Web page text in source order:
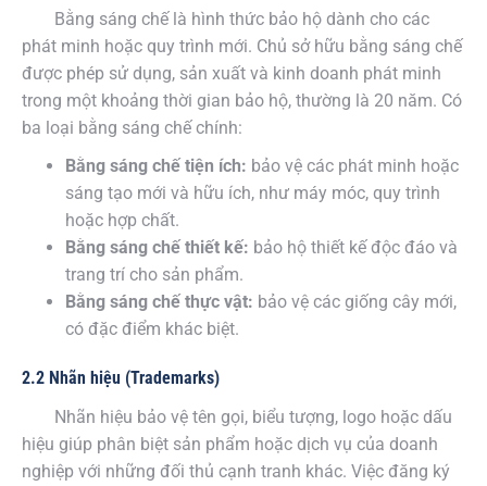
Bằng sáng chế là hình thức bảo hộ dành cho các
phát minh hoặc quy trình mới. Chủ sở hữu bằng sáng chế
được phép sử dụng, sản xuất và kinh doanh phát minh
trong một khoảng thời gian bảo hộ, thường là 20 năm. Có
ba loại bằng sáng chế chính:
Bằng sáng chế tiện ích: bảo vệ các phát minh hoặc
sáng tạo mới và hữu ích, như máy móc, quy trình
hoặc hợp chất.
Bằng sáng chế thiết kế: bảo hộ thiết kế độc đáo và
trang trí cho sản phẩm.
Bằng sáng chế thực vật: bảo vệ các giống cây mới,
có đặc điểm khác biệt.
2.2 Nhãn hiệu (Trademarks)
Nhãn hiệu bảo vệ tên gọi, biểu tượng, logo hoặc dấu
hiệu giúp phân biệt sản phẩm hoặc dịch vụ của doanh
nghiệp với những đối thủ cạnh tranh khác. Việc đăng ký